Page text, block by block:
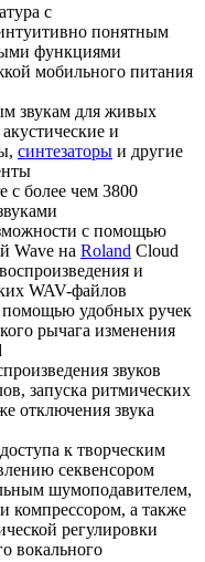
с
понятным
функциями
мобильного питания
звукам для живых
и
синтезаторы и другие
более чем 3800
с помощью
Wave на Roland Cloud
и
WAV-файлов
помощью удобных ручек
рычага изменения
звуков
запуска ритмических
отключения звука
к творческим
секвенсором
шумоподавителем,
компрессором, а также
регулировки
вокального